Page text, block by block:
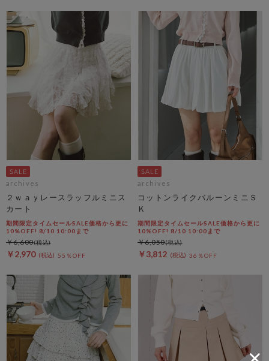
archives
２ｗａｙレースラッフルミニス
カート
期間限定タイムセールSALE価格から更に
10%OFF! 8/10 10:00まで
￥2,970 55％OFF
￥6,600
archives
コットンライクバルーンミニＳ
Ｋ
期間限定タイムセールSALE価格から更に
10%OFF! 8/10 10:00まで
￥3,812 36％OFF
￥6,050